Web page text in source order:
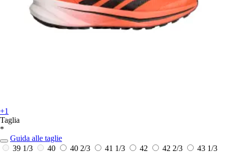
+1
Taglia
*
Guida alle taglie
39 1/3
40 40 2/3 41 1/3 42 42 2/3
43 1/3